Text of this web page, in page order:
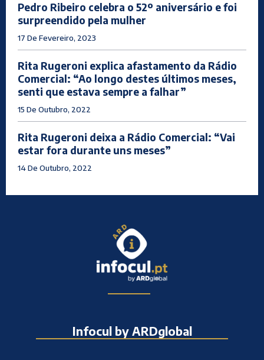
Pedro Ribeiro celebra o 52º aniversário e foi
surpreendido pela mulher
17 De Fevereiro, 2023
Rita Rugeroni explica afastamento da Rádio
Comercial: “Ao longo destes últimos meses,
senti que estava sempre a falhar”
15 De Outubro, 2022
Rita Rugeroni deixa a Rádio Comercial: “Vai
estar fora durante uns meses”
14 De Outubro, 2022
Infocul by ARDglobal